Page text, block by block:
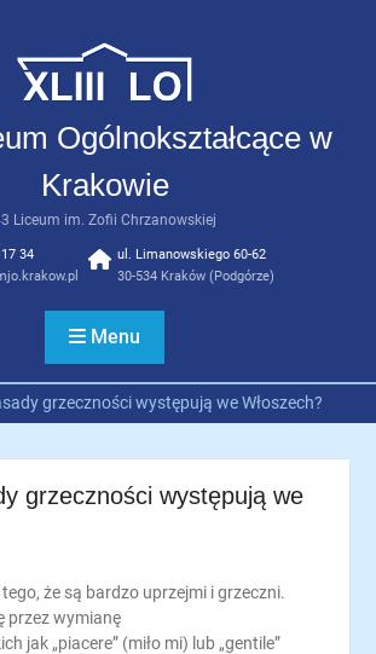
Ogólnokształcące w
Krakowie
Liceum im. Zofii Chrzanowskiej
34
ul. Limanowskiego 60-62
30-534 Kraków (Podgórze)
Menu
grzeczności występują we Włoszech?
grzeczności występują we
tego, że są bardzo uprzejmi i grzeczni.
przez wymianę
jak „piacere” (miło mi) lub „gentile”